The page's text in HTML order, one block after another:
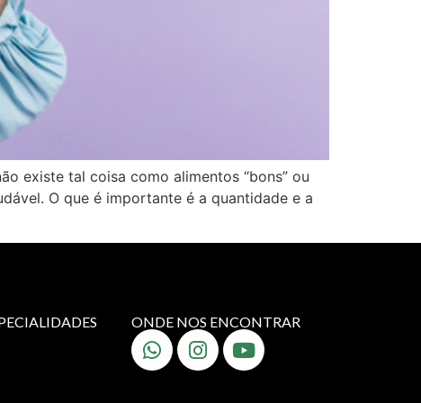
existe tal coisa como alimentos “bons” ou
O que é importante é a quantidade e a
ONDE NOS ENCONTRAR